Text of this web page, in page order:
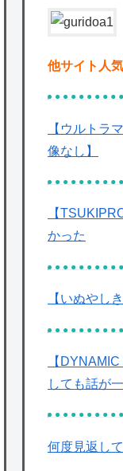
別課題消
Powered
他サイト人
【ウルトラ
像なし】
【
かった
【いぬやし
【
しても話が
何度見返し